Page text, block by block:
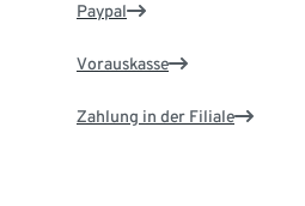
Paypal
Vorauskasse
Zahlung in der Filiale